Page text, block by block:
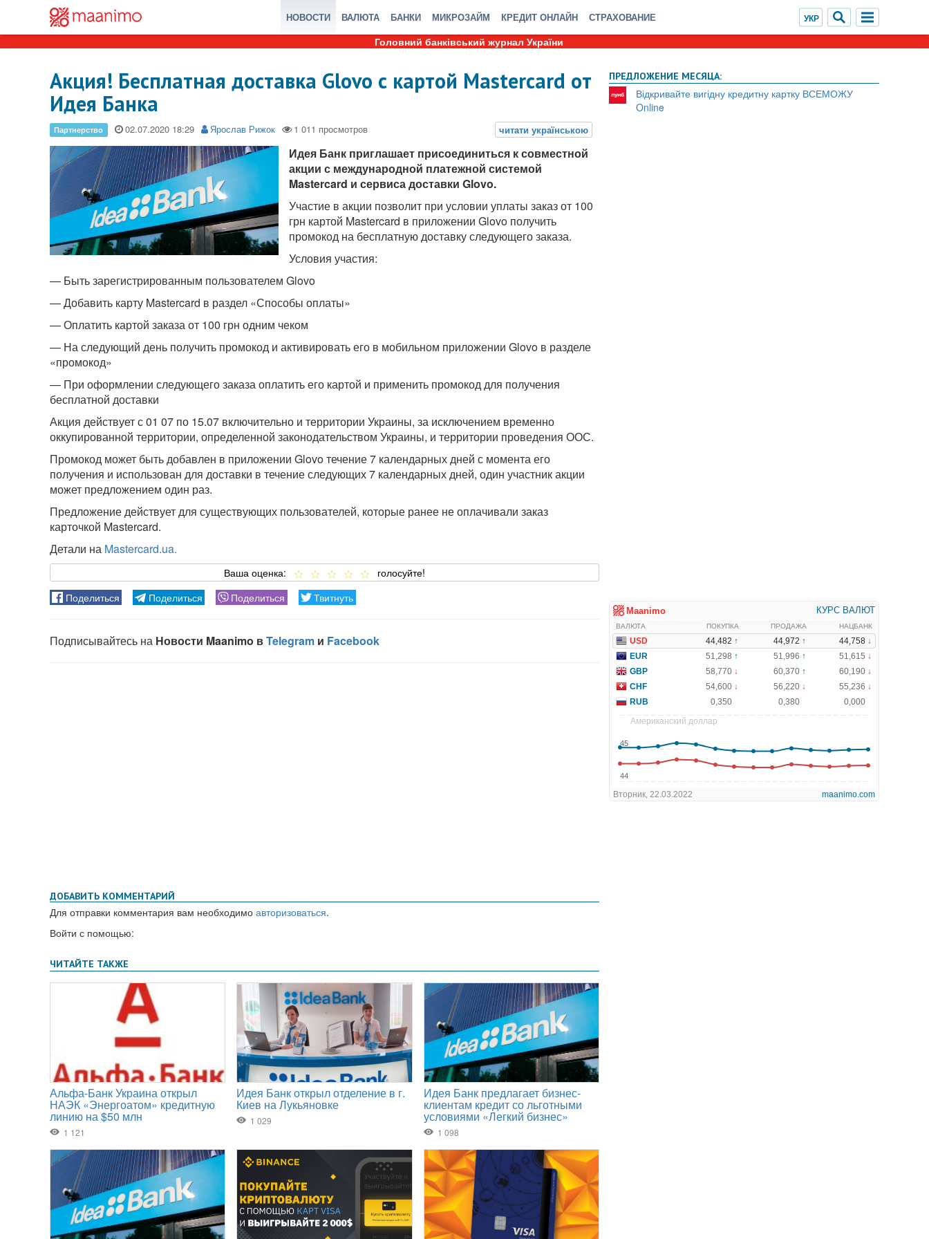
НОВОСТИ ВАЛЮТА БАНКИ МИКРОЗАЙМ КРЕДИТ ОНЛАЙН СТРАХОВАНИЕ
Головний банківський журнал України
Акция! Бесплатная доставка Glovo с картой Mastercard от
Идея Банка
02.07.2020 Ярослав Рижок
Идея Банк приглашает присоединиться к совместной
акции с международной платежной системой
Mastercard и сервиса доставки Glovo.
Участие в акции позволит при условии уплаты заказ от 100
грн картой Mastercard в приложении Glovo получить
промокод на бесплатную доставку следующего заказа.
Условия участия:
— Быть зарегистрированным пользователем Glovo
— Добавить карту Mastercard в раздел «Способы оплаты»
— Оплатить картой заказа от 100 грн одним чеком
— На следующий день получить промокод и активировать его в мобильном приложении Glovo в разделе
«промокод»
— При оформлении следующего заказа оплатить его картой и применить промокод для получения
бесплатной доставки
Акция действует с 01 07 по 15.07 включительно и территории Украины, за исключением временно
оккупированной территории, определенной законодательством Украины, и территории проведения ООС.
Промокод может быть добавлен в приложении Glovo течение 7 календарных дней с момента его
получения и использован для доставки в течение следующих 7 календарных дней, один участник акции
может предложением один раз.
Предложение действует для существующих пользователей, которые ранее не оплачивали заказ
карточкой Mastercard.
Детали на Mastercard.ua.
ДОБАВИТЬ КОММЕНТАРИЙ
Для отправки комментария вам необходимо авторизоваться.
Войти с помощью:
ПРЕДЛОЖЕНИЕ МЕСЯЦА:
Відкривайте вигідну кредитну картку ВСЕМОЖУ
Online